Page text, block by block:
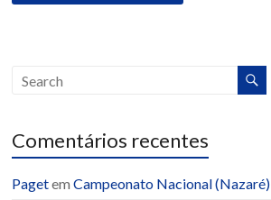
Comentários recentes
PagetemCampeonato Nacional (Nazaré)